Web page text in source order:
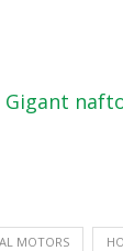
Gigant
MOTORS